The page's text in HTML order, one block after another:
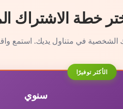
خطة الاشتراك
الشخصية في متناول يديك. استمع
الأكثر توفيرًا
سنوي